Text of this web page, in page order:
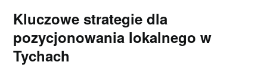
Kluczowe strategie dla
pozycjonowania lokalnego w
Tychach